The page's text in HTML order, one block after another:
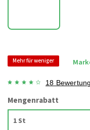
Mehr für weniger
18
Mengenrabatt
1 St